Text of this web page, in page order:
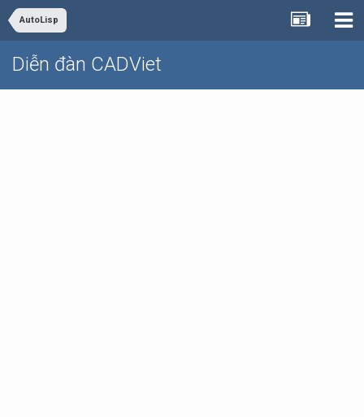
AutoLisp
Diễn đàn CADViet